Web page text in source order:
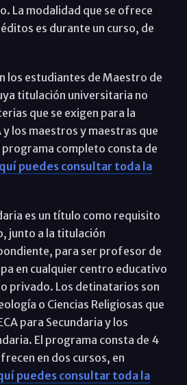
La modalidad que se ofrece
es durante un curso, de
los estudiantes de Maestro de
titulación universitaria no
que se exigen para la
y los maestros y maestras que
programa completo consta de
puedes consultar toda la
es un título como requisito
junto a la titulación
para ser profesor de
en cualquier centro educativo
privado. Los detinatarios son
o Ciencias Religiosas que
para Secundaria y los
El programa consta de 4
en dos cursos, en
puedes consultar toda la